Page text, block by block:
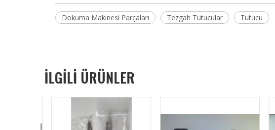
Dokuma Makinesi Parçaları Tezgah Tutucular Tutucu
İLGİLİ ÜRÜNLER